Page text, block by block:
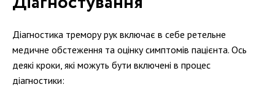
Діагностика тремору рук включає в себе ретельне
медичне обстеження та оцінку симптомів пацієнта. Ось
деякі кроки, які можуть бути включені в процес
діагностики: